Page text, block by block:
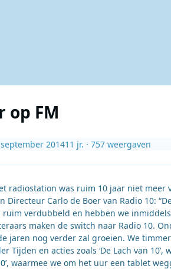
op FM
201411 jr. · 757 weergaven
radiostation was ruim 10 jaar niet meer
Carlo de Boer van Radio 10:
verdubbeld en hebben we
maken de switch naar Radio 10.
jaren nog verder zal groeien. We
en acties zoals ‘De Lach van 10’,
waarmee we om het uur een tablet